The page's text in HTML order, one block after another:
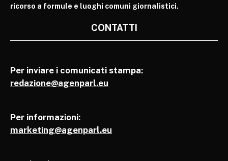
ricorso a formule e luoghi comuni giornalistici.
CONTATTI
Per inviare i comunicati stampa:
redazione@agenparl.eu
Per informazioni:
marketing@agenparl.eu